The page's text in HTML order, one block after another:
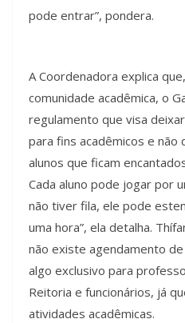
pode entrar”, pondera.
A Coordenadora explica
comunidade acadêmica, o
regulamento que visa
para fins acadêmicos e não
alunos que ficam
Cada aluno pode jogar por
não tiver fila, ele pode
uma hora”, ela detalha.
não existe agendamento
algo exclusivo para
Reitoria e funcionários, já
atividades acadêmicas.